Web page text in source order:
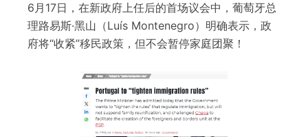
6月17日，在新政府上任后的首场议会中，葡萄牙总
理路易斯·黑山（Luís Montenegro）明确表示，政
府将“收紧”移民政策，但不会暂停家庭团聚！